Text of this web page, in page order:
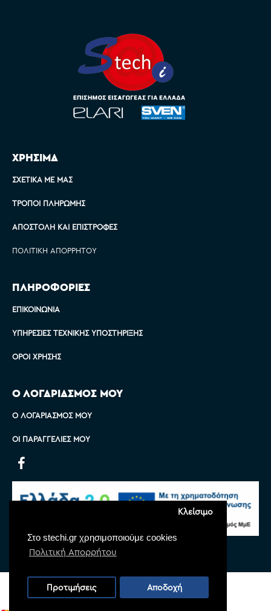
Στο stechi.gr χρησιμοποιούμε cookies
Πολιτική Απορρήτου
Κλείσιμο
Προτιμήσεις Αποδοχή
ΧΡΗΣΙΜΑ
ΣΧΕΤΙΚΆ ΜΕ ΜΑΣ
ΤΡΌΠΟΙ ΠΛΗΡΩΜΉΣ
ΑΠΟΣΤΟΛΉ ΚΑΙ ΕΠΙΣΤΡΟΦΈΣ
ΠΟΛΙΤΙΚΉ ΑΠΟΡΡΉΤΟΥ
ΠΛΗΡΟΦΟΡΙΕΣ
ΕΠΙΚΟΙΝΩΝΊΑ
ΥΠΗΡΕΣΊΕΣ ΤΕΧΝΙΚΉΣ ΥΠΟΣΤΉΡΙΞΗΣ
ΌΡΟΙ ΧΡΉΣΗΣ
Ο ΛΟΓΑΡΙΑΣΜΟΣ ΜΟΥ
Ο ΛΟΓΑΡΙΑΣΜΌΣ ΜΟΥ
ΟΙ ΠΑΡΑΓΓΕΛΊΕΣ ΜΟΥ
Copyright © 2022 Stechi, All Rights Reserved
Powered by
Monoware Web